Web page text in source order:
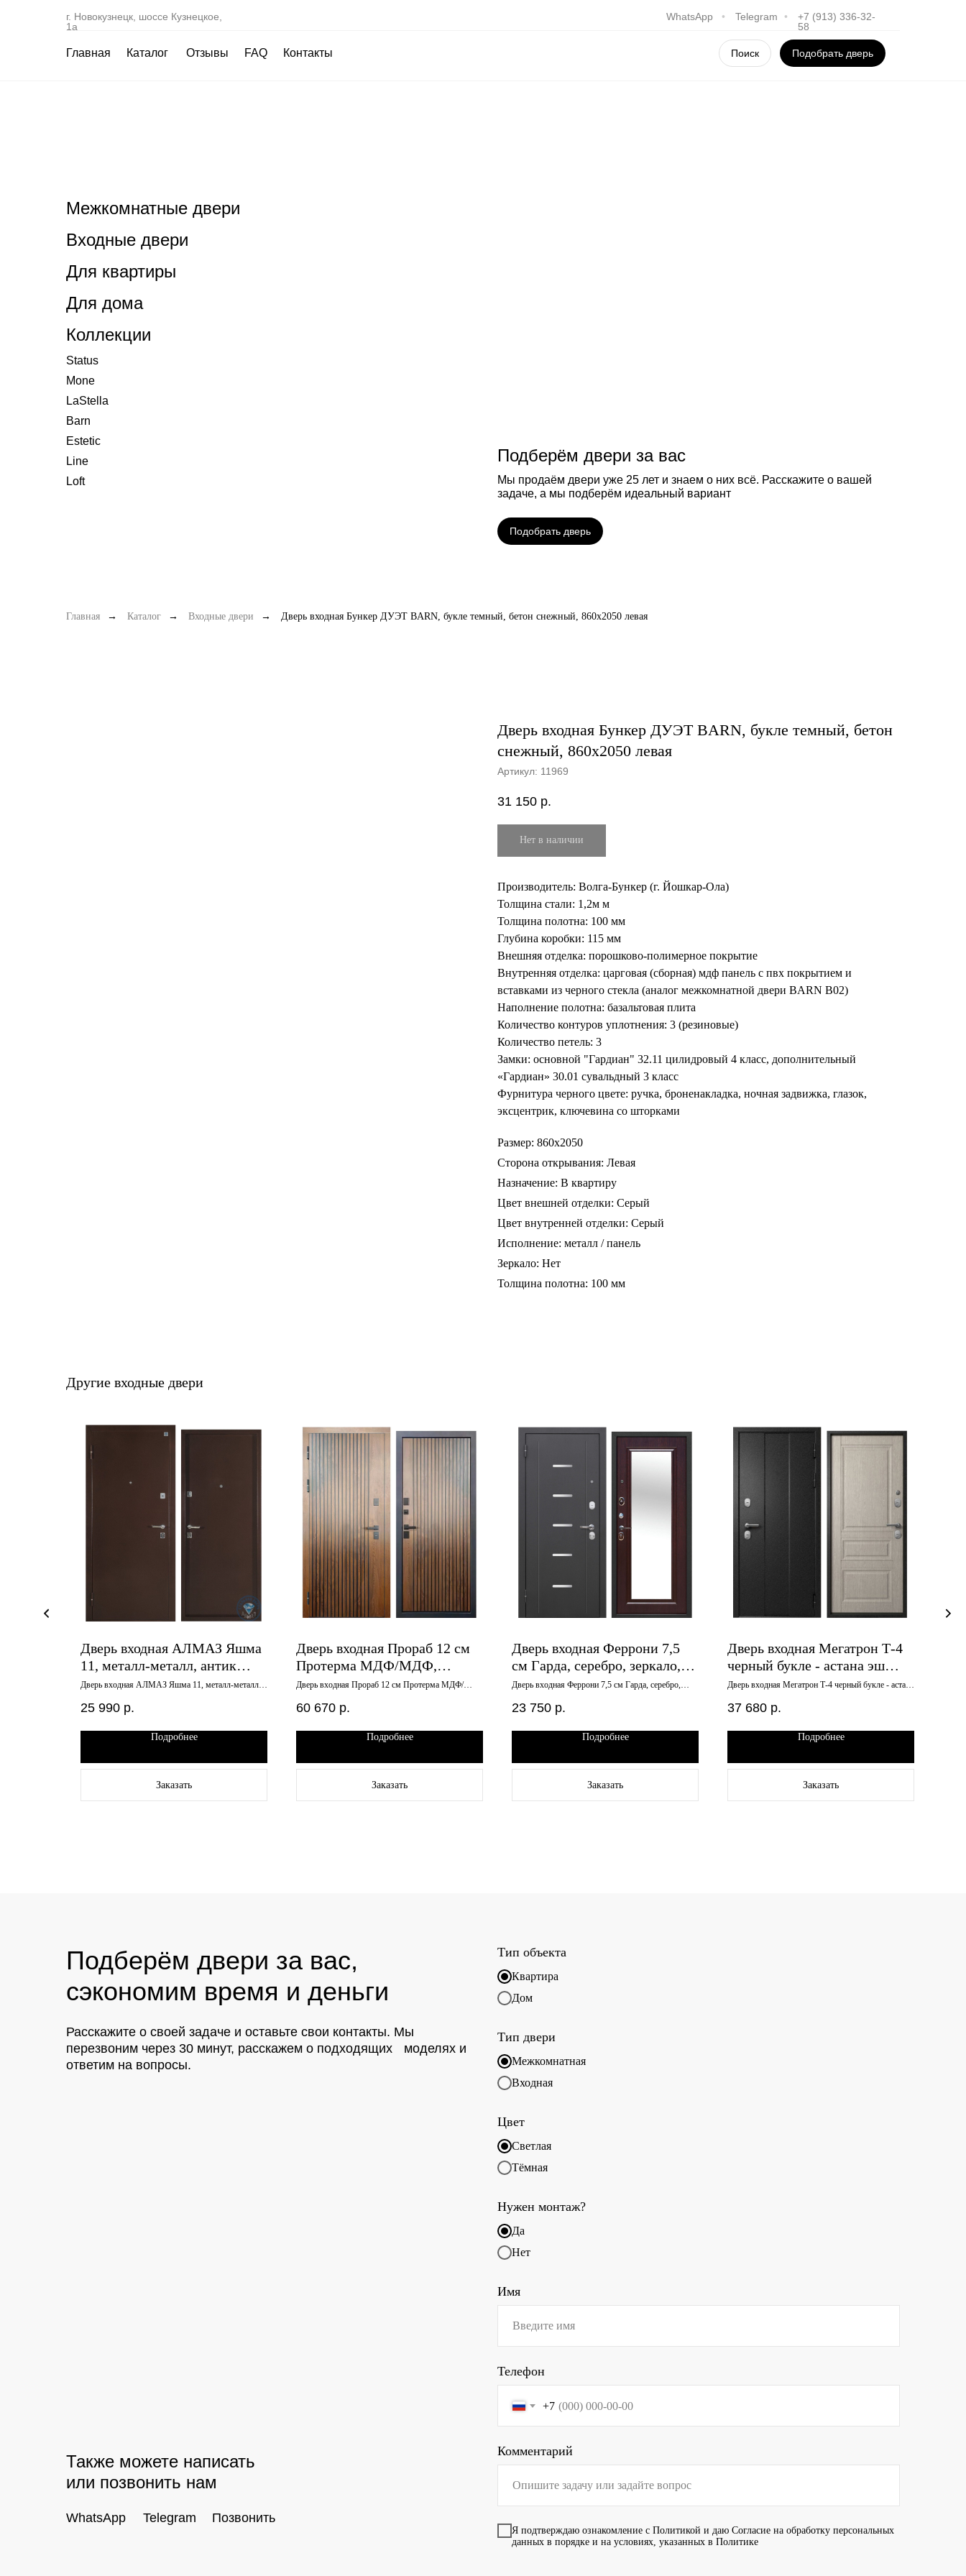
г. Новокузнецк, шоссе Кузнецкое,
1а
WhatsApp • Telegram •
+7 (913) 336-32-
58
Главная Каталог Отзывы FAQ Контакты Поиск Подобрать дверь
Коллекции
Status
Mone
LaStella
Barn
Estetic
Line
Loft
Межкомнатные двери
Входные двери
Подберём двери за вас
Мы продаём двери уже 25 лет и знаем о них всё. Расскажите о вашей
задаче, а мы подберём идеальный вариант
Подобрать дверь
Для квартиры
Для дома
Главная → Каталог → Входные двери → Дверь входная Бункер ДУЭТ BARN, букле темный, бетон снежный, 860х2050 левая
Дверь входная Бункер ДУЭТ BARN, букле темный, бетон
снежный, 860х2050 левая
Артикул: 11969
31 150 р.
Нет в наличии
Производитель: Волга-Бункер (г. Йошкар-Ола)
Толщина стали: 1,2м м
Толщина полотна: 100 мм
Глубина коробки: 115 мм
Внешняя отделка: порошково-полимерное покрытие
Внутренняя отделка: царговая (сборная) мдф панель с пвх покрытием и
вставками из черного стекла (аналог межкомнатной двери BARN B02)
Наполнение полотна: базальтовая плита
Количество контуров уплотнения: 3 (резиновые)
Количество петель: 3
Замки: основной "Гардиан" 32.11 цилидровый 4 класс, дополнительный
«Гардиан» 30.01 сувальдный 3 класс
Фурнитура черного цвете: ручка, броненакладка, ночная задвижка, глазок,
эксцентрик, ключевина со шторками
Размер: 860х2050
Сторона открывания: Левая
Назначение: В квартиру
Цвет внешней отделки: Серый
Цвет внутренней отделки: Серый
Исполнение: металл / панель
Зеркало: Нет
Толщина полотна: 100 мм
Другие входные двери
Дверь входная АЛМАЗ Яшма
11, металл-металл, антик
медь, 960х2050 левая
Дверь входная АЛМАЗ Яшма 11, металл-металл,
25 990 р.
Подробнее
Заказать
Дверь входная Прораб 12 см
Протерма МДФ/МДФ,
винорит - грецкий орех
960х2050 левая
Дверь входная Прораб 12 см Протерма МДФ/
60 670 р.
Подробнее
Заказать
Дверь входная Феррони 7,5
см Гарда, серебро, зеркало,
венге, 960х2050 левая
Дверь входная Феррони 7,5 см Гарда, серебро,
23 750 р.
Подробнее
Заказать
Дверь входная Мегатрон Т-4
черный букле - астана эш
уайт 860х2050 правая
Дверь входная Мегатрон Т-4 черный букле - астана
37 680 р.
Подробнее
Заказать
Тип объекта
Квартира
Дом
Тип двери
Межкомнатная
Входная
Цвет
Светлая
Тёмная
Нужен монтаж?
Да
Нет
Имя
Телефон
+7
Комментарий
Я подтверждаю ознакомление с Политикой и даю Согласие на обработку персональных
данных в порядке и на условиях, указанных в Политике
Позвонить
Telegram
WhatsApp
Также можете написать
или позвонить нам
Расскажите о своей задаче и оставьте свои контакты. Мы
перезвоним через 30 минут, расскажем о подходящих моделях и
ответим на вопросы.
Подберём двери за вас,
сэкономим время и деньги